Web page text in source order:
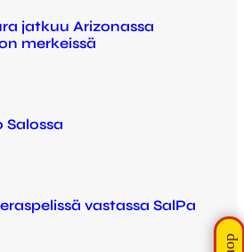
jatkuu Arizonassa
merkeissä
Salossa
vastassa SalPa